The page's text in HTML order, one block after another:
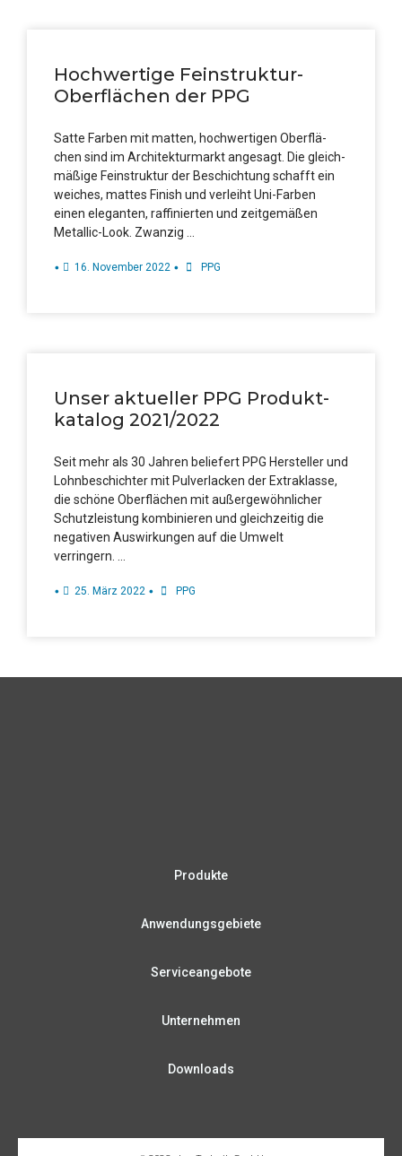
Hoch­wer­ti­ge Fein­struk­tur-
Ober­flä­chen der PPG
Sat­te Far­ben mit mat­ten, hoch­wer­ti­gen Ober­flä­
chen sind im Archi­tek­turmarkt ange­sagt. Die gleich­
mä­ßi­ge Fein­struk­tur der Beschich­tung schafft ein
wei­ches, mat­tes Finish und ver­leiht Uni-Far­­ben
einen ele­gan­ten, raf­fi­nier­ten und zeit­ge­mä­ßen
Metal­­lic-Look. Zwanzig …
• 16. Novem­ber 2022 • PPG
Unser aktu­el­ler PPG Pro­dukt­
ka­ta­log 2021/2022
Seit mehr als 30 Jah­ren belie­fert PPG Her­stel­ler und
Lohn­be­schichter mit Pul­ver­la­cken der Extra­klas­se,
die schö­ne Ober­flä­chen mit außer­ge­wöhn­li­cher
Schutz­leis­tung kom­bi­nie­ren und gleich­zei­tig die
nega­ti­ven Aus­wir­kun­gen auf die Umwelt
verringern. …
• 25. März 2022 • PPG
Produkte
Anwendungsgebiete
Serviceangebote
Unternehmen
Downloads